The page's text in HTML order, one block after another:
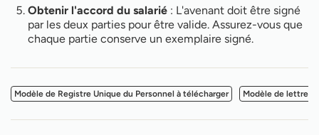
Obtenir l'accord du salarié : L'avenant doit être signé
par les deux parties pour être valide. Assurez-vous que
chaque partie conserve un exemplaire signé.
Modèle de Registre Unique du Personnel à télécharger Modèle de lettre